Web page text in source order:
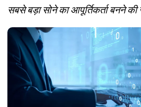
सबसे बड़ा सोने का आपूर्तिकर्ता बनने की